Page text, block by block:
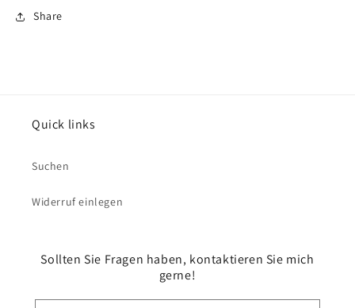
Share
Quick links
Suchen
Widerruf einlegen
Sollten Sie Fragen haben, kontaktieren Sie mich
gerne!